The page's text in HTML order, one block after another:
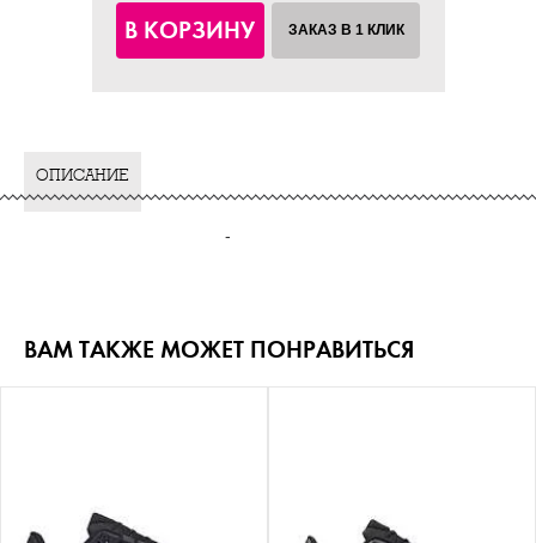
В КОРЗИНУ ЗАКАЗ В 1 КЛИК
ОПИСАНИЕ
-
ВАМ ТАКЖЕ МОЖЕТ ПОНРАВИТЬСЯ